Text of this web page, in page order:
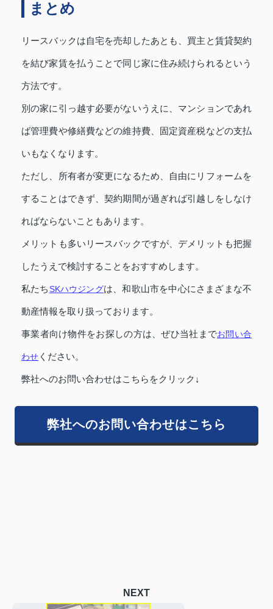
まとめ
リースバックは自宅を売却したあとも、買主と賃貸契約
を結び家賃を払うことで同じ家に住み続けられるという
方法です。
別の家に引っ越す必要がないうえに、マンションであれ
ば管理費や修繕費などの維持費、固定資産税などの支払
いもなくなります。
ただし、所有者が変更になるため、自由にリフォームを
することはできず、契約期間が過ぎれば引越しをしなけ
ればならないこともあります。
メリットも多いリースバックですが、デメリットも把握
したうえで検討することをおすすめします。
私たちSKハウジングは、和歌山市を中心にさまざまな不
動産情報を取り扱っております。
事業者向け物件をお探しの方は、ぜひ当社までお問い合
わせ ください。
弊社へのお問い合わせはこちらをクリック↓
弊社へのお問い合わせはこちら
NEXT